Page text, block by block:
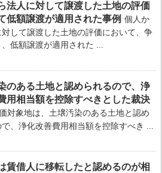
法人に対して譲渡した土地の評価
低額譲渡が適用された事例 個人か
対して譲渡した土地の評価において、争
、低額譲渡が適用された ...
のある土地と認められるので、浄
用相当額を控除すべきとした裁決
対象地は、土壌汚染のある土地と認め
で、浄化改善費用相当額を控除すべき ...
賃借人に移転したと認めるのが相